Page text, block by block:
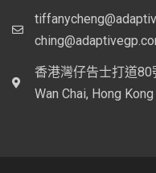
香港灣仔告士打道80
Wan Chai, Hong Kong